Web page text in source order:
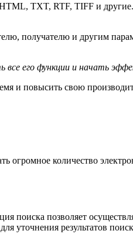
TXT, RTF, TIFF и другие.
получателю и другим
его функции и начать
и повысить свою
огромное количество
позволяет
уточнения результатов